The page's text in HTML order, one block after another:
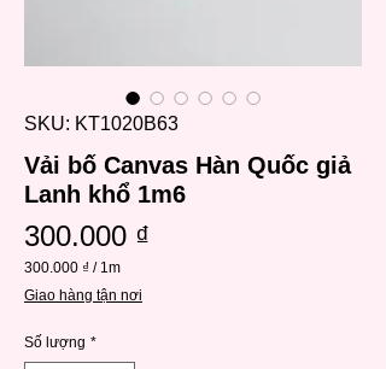
SKU: KT1020B63
Vải bố Canvas Hàn Quốc giả
Lanh khổ 1m6
300.000 ₫
300.000 ₫ / 1m
300.000 ₫
cho
1
Mét
Giao hàng tận nơi
Số lượng *